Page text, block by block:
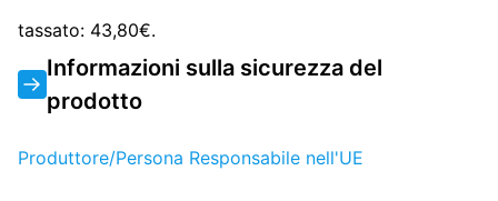
tassato: 43,80€.
Informazioni sulla sicurezza del
prodotto
Produttore/Persona Responsabile nell'UE